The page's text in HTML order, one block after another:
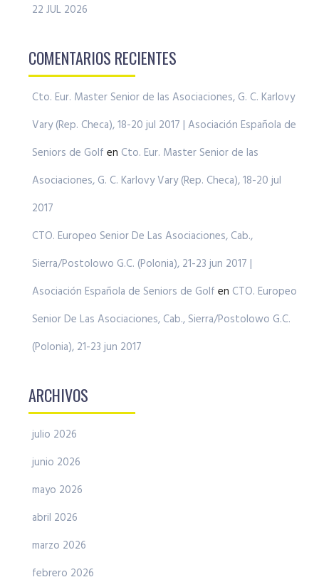
22 JUL 2026
COMENTARIOS RECIENTES
Cto. Eur. Master Senior de las Asociaciones, G. C. Karlovy
Vary (Rep. Checa), 18-20 jul 2017 | Asociación Española de
Seniors de Golf en Cto. Eur. Master Senior de las
Asociaciones, G. C. Karlovy Vary (Rep. Checa), 18-20 jul
2017
CTO. Europeo Senior De Las Asociaciones, Cab.,
Sierra/Postolowo G.C. (Polonia), 21-23 jun 2017 |
Asociación Española de Seniors de Golf en CTO. Europeo
Senior De Las Asociaciones, Cab., Sierra/Postolowo G.C.
(Polonia), 21-23 jun 2017
ARCHIVOS
julio 2026
junio 2026
mayo 2026
abril 2026
marzo 2026
febrero 2026